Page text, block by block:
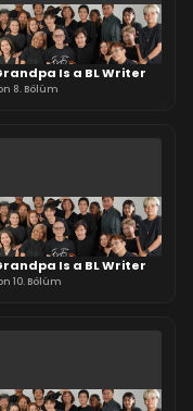
Is a BL Writer
8. Bölüm
Is a BL Writer
10. Bölüm